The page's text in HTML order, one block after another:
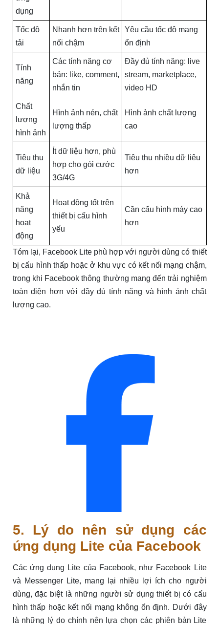
dụng
Tốc độ
tải
Nhanh hơn trên kết
nối chậm
Yêu cầu tốc độ mạng
ổn định
Tính
năng
Các tính năng cơ
bản: like, comment,
nhắn tin
Đầy đủ tính năng: live
stream, marketplace,
video HD
Chất
lượng
hình ảnh
Hình ảnh nén, chất
lượng thấp
Hình ảnh chất lượng
cao
Tiêu thụ
dữ liệu
Ít dữ liệu hơn, phù
hợp cho gói cước
3G/4G
Tiêu thụ nhiều dữ liệu
hơn
Khả
năng
hoạt
động
Hoạt động tốt trên
thiết bị cấu hình
yếu
Cần cấu hình máy cao
hơn
Tóm lại, Facebook Lite phù hợp với người dùng có thiết
bị cấu hình thấp hoặc ở khu vực có kết nối mạng chậm,
trong khi Facebook thông thường mang đến trải nghiệm
toàn diện hơn với đầy đủ tính năng và hình ảnh chất
lượng cao.
5. Lý do nên sử dụng các
ứng dụng Lite của Facebook
Các ứng dụng Lite của Facebook, như Facebook Lite
và Messenger Lite, mang lại nhiều lợi ích cho người
dùng, đặc biệt là những người sử dụng thiết bị có cấu
hình thấp hoặc kết nối mạng không ổn định. Dưới đây
là những lý do chính nên lựa chọn các phiên bản Lite